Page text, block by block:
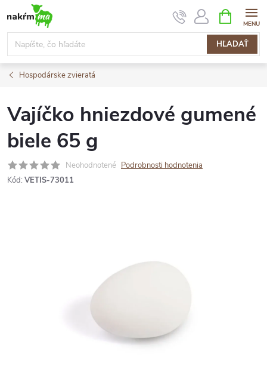
na
obsah
HĽADAŤ
KOŠÍK
Hospodárske zvieratá
Vajíčko hniezdové gumené
biele 65 g
Neohodnotené Podrobnosti hodnotenia
Kód: VETIS-73011